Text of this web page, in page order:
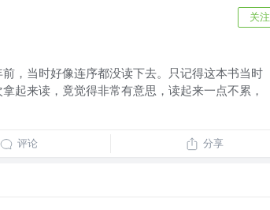
关注
，当时好像连序都没读下去。只记得这本书当时
起来读，竟觉得非常有意思，读起来一点不累，
评论 分享